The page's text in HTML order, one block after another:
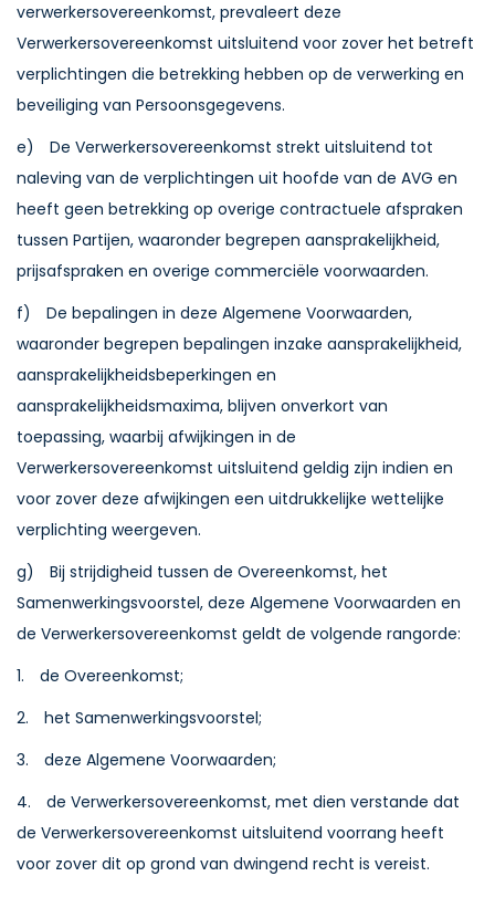
verwerkersovereenkomst, prevaleert deze
Verwerkersovereenkomst uitsluitend voor zover het betreft
verplichtingen die betrekking hebben op de verwerking en
beveiliging van Persoonsgegevens.
e) De Verwerkersovereenkomst strekt uitsluitend tot
naleving van de verplichtingen uit hoofde van de AVG en
heeft geen betrekking op overige contractuele afspraken
tussen Partijen, waaronder begrepen aansprakelijkheid,
prijsafspraken en overige commerciële voorwaarden.
f) De bepalingen in deze Algemene Voorwaarden,
waaronder begrepen bepalingen inzake aansprakelijkheid,
aansprakelijkheidsbeperkingen en
aansprakelijkheidsmaxima, blijven onverkort van
toepassing, waarbij afwijkingen in de
Verwerkersovereenkomst uitsluitend geldig zijn indien en
voor zover deze afwijkingen een uitdrukkelijke wettelijke
verplichting weergeven.
g) Bij strijdigheid tussen de Overeenkomst, het
Samenwerkingsvoorstel, deze Algemene Voorwaarden en
de Verwerkersovereenkomst geldt de volgende rangorde:
1. de Overeenkomst;
2. het Samenwerkingsvoorstel;
3. deze Algemene Voorwaarden;
4. de Verwerkersovereenkomst, met dien verstande dat
de Verwerkersovereenkomst uitsluitend voorrang heeft
voor zover dit op grond van dwingend recht is vereist.